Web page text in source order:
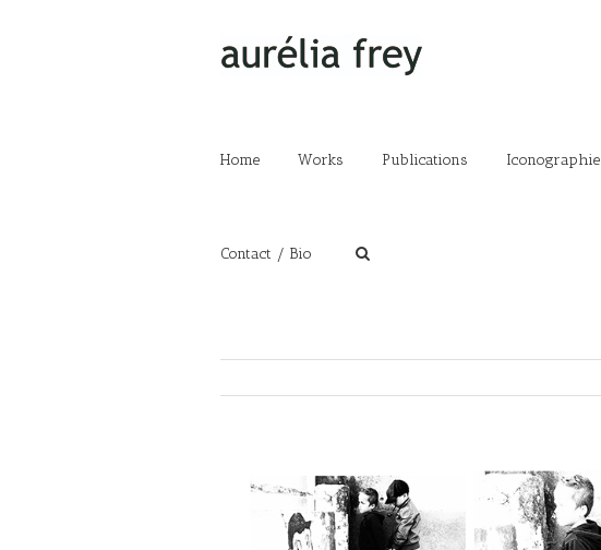
Home Works Publications Iconographie
Contact / Bio